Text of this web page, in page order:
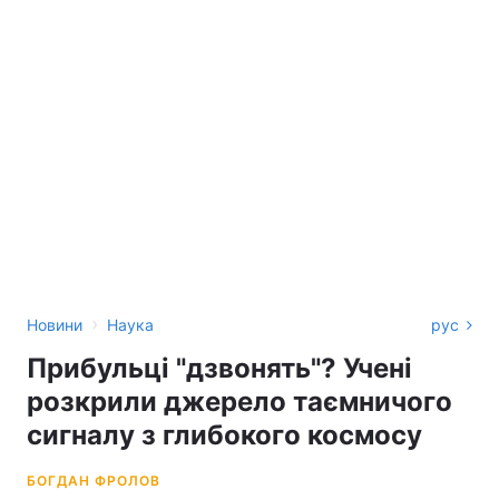
Новини › Наука рус
Прибульці "дзвонять"? Учені
розкрили джерело таємничого
сигналу з глибокого космосу
БОГДАН ФРОЛОВ